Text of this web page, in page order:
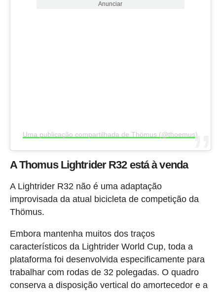
Anunciar
Uma publicação compartilhada de Thömus (@thoemus)
A Thomus Lightrider R32 está à venda
A Lightrider R32 não é uma adaptação
improvisada da atual bicicleta de competição da
Thömus.
Embora mantenha muitos dos traços
característicos da Lightrider World Cup, toda a
plataforma foi desenvolvida especificamente para
trabalhar com rodas de 32 polegadas. O quadro
conserva a disposição vertical do amortecedor e a